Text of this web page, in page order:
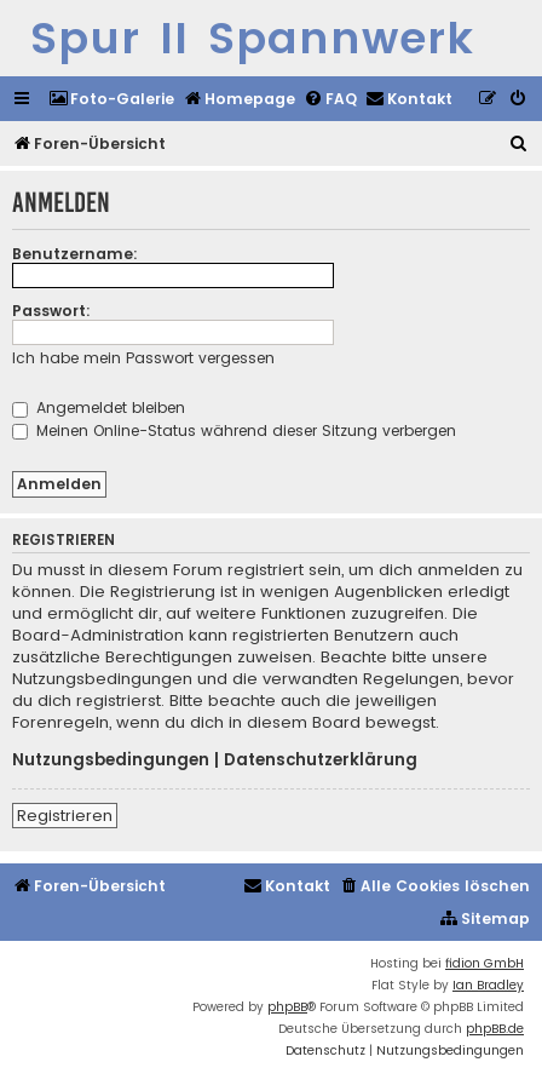
Spur II Spannwerk
Foto-Galerie Homepage FAQ Kontakt
Foren-Übersicht
h
Anmelden
Benutzername:
Passwort:
Ich habe mein Passwort vergessen
Angemeldet bleiben
Meinen Online-Status während dieser Sitzung verbergen
REGISTRIEREN
Du musst in diesem Forum registriert sein, um dich anmelden zu
können. Die Registrierung ist in wenigen Augenblicken erledigt
und ermöglicht dir, auf weitere Funktionen zuzugreifen. Die
Board-Administration kann registrierten Benutzern auch
zusätzliche Berechtigungen zuweisen. Beachte bitte unsere
Nutzungsbedingungen und die verwandten Regelungen, bevor
du dich registrierst. Bitte beachte auch die jeweiligen
Forenregeln, wenn du dich in diesem Board bewegst.
Nutzungsbedingungen
Datenschutzerklärung
Registrieren
Foren-Übersicht Alle Cookies löschen
Kontakt
Sitemap
Hosting bei fidion GmbH
Flat Style by Ian Bradley
Powered by phpBB® Forum Software © phpBB Limited
Deutsche Übersetzung durch phpBB.de
Datenschutz | Nutzungsbedingungen